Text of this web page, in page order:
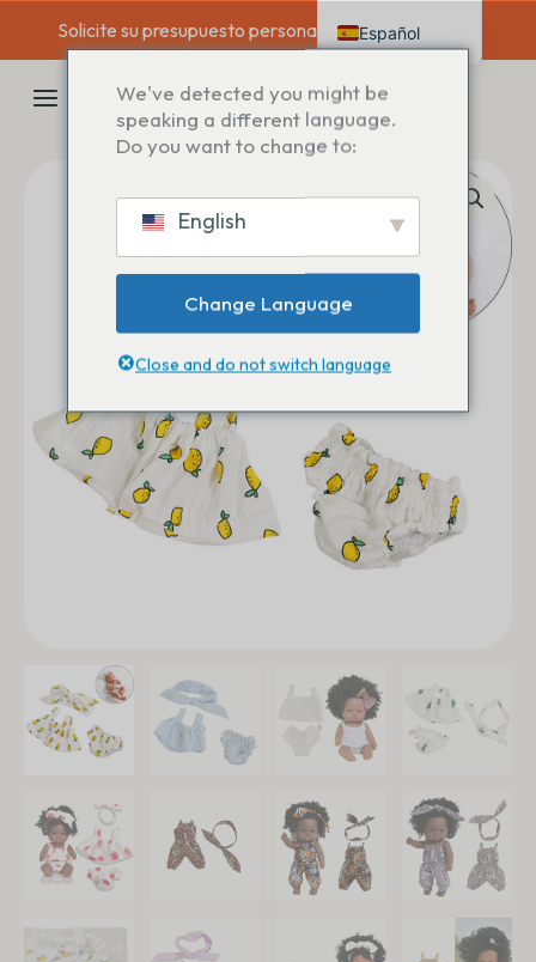
contenido
Solicite su presupuesto personalizado hoy mismo →
PRINCIPAL
We've detected you might be
speaking a different language.
Do you want to change to:
English
Change Language
Close and do not switch language
Español
Deutsch
Nederlands